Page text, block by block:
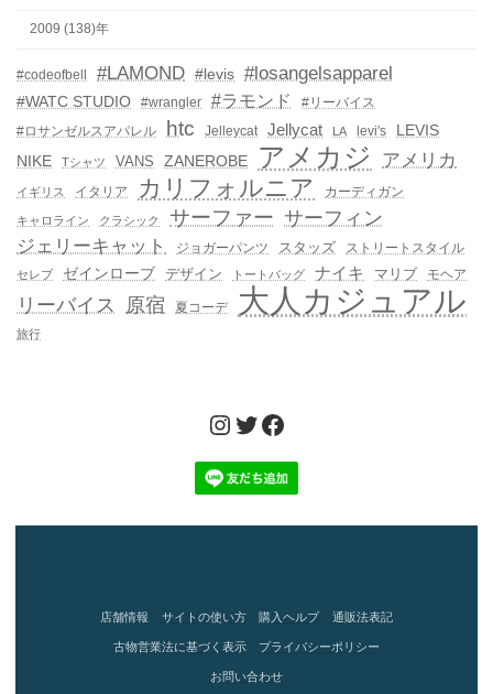
2009 (138)年
#codeofbell #LAMOND #levis #losangelsapparel
#WATC STUDIO #wrangler #ラモンド
#リーバイス
#ロサンゼルスアパレル
htc Jelleycat Jellycat LA levi's
LEVIS
NIKE
Tシャツ VANS ZANEROBE アメカジ アメリカ
イギリス イタリア カリフォルニア カーディガン
キャロライン クラシック サーファー サーフィン
ジェリーキャット
ジョガーパンツ スタッズ ストリートスタイル
セレブ ゼインローブ デザイン トートバッグ ナイキ マリブ モヘア
リーバイス 原宿 夏コーデ 大人カジュアル
旅行
Instagram
Twitter
Facebook
店舗情報 サイトの使い方 購入ヘルプ 通販法表記
古物営業法に基づく表示 プライバシーポリシー
お問い合わせ